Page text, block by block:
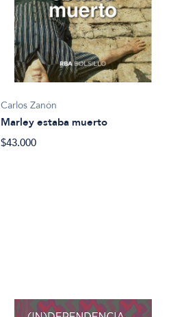
Carlos Zanón
Marley estaba muerto
$43.000